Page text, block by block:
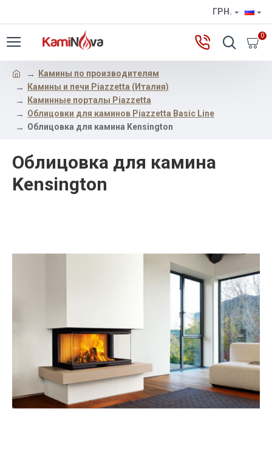
ГРН.
0
Камины по производителям
Камины и печи Piazzetta (Италия)
Каминные порталы Piazzetta
Облицовки для каминов Piazzetta Basic Line
Облицовка для камина Kensington
Облицовка для камина
Kensington